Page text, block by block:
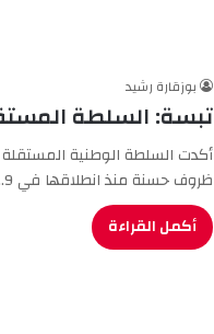
بوزقارة رشيد
تبسة: السلطة
أكدت السلطة الوطنية المستقلة
ظروف حسنة منذ انطلاقها في 9…
أكمل القراءة